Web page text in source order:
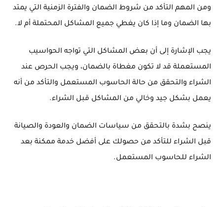
ومن المهم التأكد من شروط الضمان والفترة الزمنية التي يمتد
بها الضمان وما إذا كان يغطي جميع المشاكل المحتملة أم لا.
يجب الإشارة إلى أن بعض المشاكل التي تواجه الحواسيب
المستعملة قد لا تكون مغطاة بالضمان، ويجب الحرص عند
الشراء والتحقق من حالة الحاسوب المستعمل والتأكد من أنه
يعمل بشكل جيد وخالي من المشاكل قبل الشراء.
ينصح بشدة بالتحقق من سياسات الضمان والعودة والصيانة
قبل الشراء للتأكد من حصولك على أفضل خدمة ممكنة بعد
الشراء للحاسوب المستعمل.